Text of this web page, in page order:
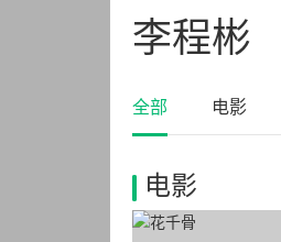
李程彬
全部 电影
电影